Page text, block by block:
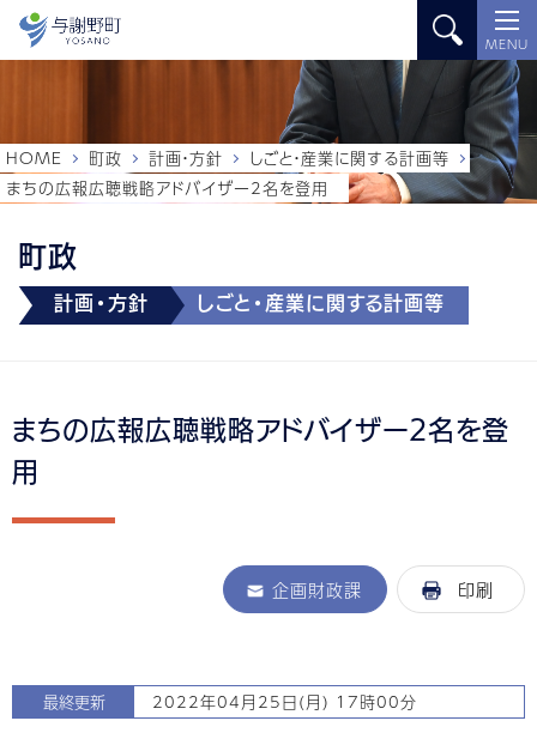
MENU
町政
計画・方針 しごと・産業に関する計画等
HOME 町政 計画・方針
しごと・産業に関する計画等
まちの広報広聴戦略アドバイザー2名を登用
まちの広報広聴戦略アドバイザー2名を登
用
企画財政課 印刷
最終更新 2022年04月25日(月) 17時00分